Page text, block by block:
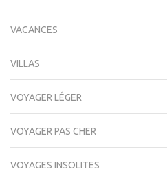
VACANCES
VILLAS
VOYAGER LÉGER
VOYAGER PAS CHER
VOYAGES INSOLITES